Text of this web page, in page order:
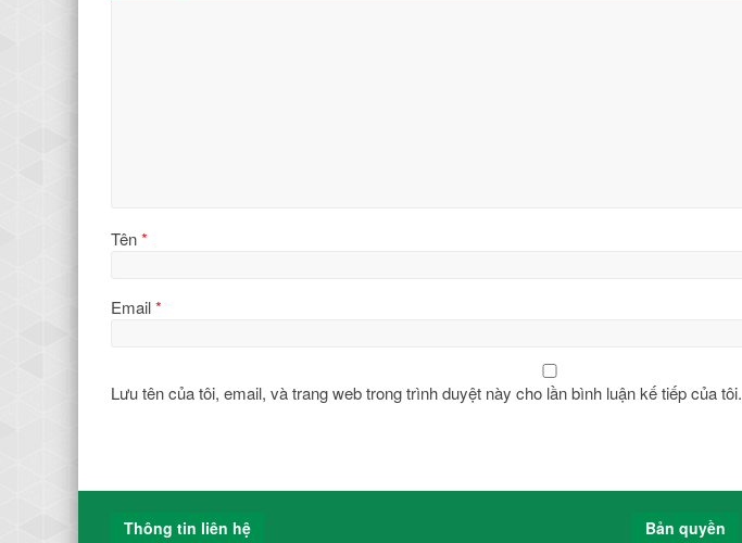
Tên*
Email*
Lưu tên của tôi, email, và trang web trong trình duyệt này cho lần bình luận kế tiếp của tôi.
Thông tin liên hệ Bản quyền